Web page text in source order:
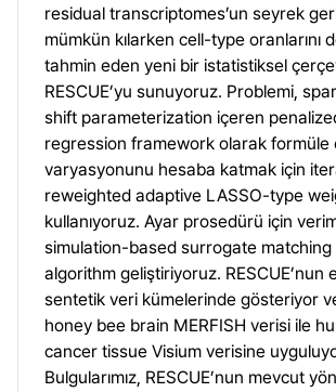
residual transcriptomes’un seyrek geri
mümkün kılarken cell-type oranlarını
tahmin eden yeni bir istatistiksel
RESCUE’yu sunuyoruz. Problemi,
shift parameterization içeren
regression framework olarak formüle
varyasyonunu hesaba katmak için
reweighted adaptive LASSO-type
kullanıyoruz. Ayar prosedürü için
simulation-based surrogate
algorithm geliştiriyoruz. RESCUE’nun
sentetik veri kümelerinde gösteriyor
honey bee brain MERFISH verisi ile
cancer tissue Visium verisine
Bulgularımız, RESCUE’nun mevcut